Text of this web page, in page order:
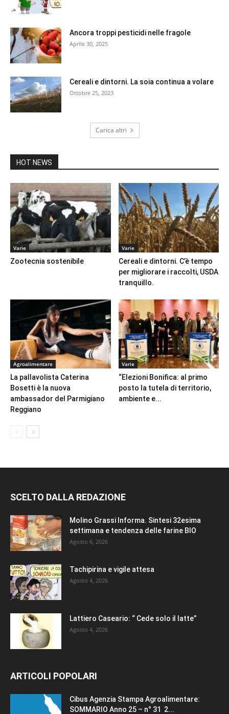
Ancora troppi pesticidi nelle fragole
Aprile 30, 2025
Cereali e dintorni. La soia continua a volare
Ottobre 25, 2023
Carica altri
HOT NEWS
Varie
Zootecnia sostenibile
Varie
Cereali e dintorni. C’è tempo
per migliorare i raccolti, USDA
tranquillo.
Agroalimentare
La pallavolista Caterina
Bosetti è la nuova
ambassador del Parmigiano
Reggiano
Varie
“Elezioni Bonifica: al primo
posto la tutela di territorio,
ambiente e...
SCELTO DALLA REDAZIONE
Molino Grassi Informa. Sintesi 32esima
settimana e tendenza delle farine BIO
Agosto 6, 2026
Tachipirina e vigile attesa
Agosto 4, 2026
Lattiero Caseario: “ Cede solo il latte”
Agosto 4, 2026
ARTICOLI POPOLARI
Cibus Agenzia Stampa Agroalimentare:
SOMMARIO Anno 25 – n° 31 2...